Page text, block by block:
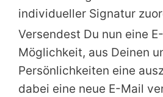
individueller Signatur
Versendest Du nun eine
Möglichkeit, aus Deinen
Persönlichkeiten eine
dabei eine neue E-Mail